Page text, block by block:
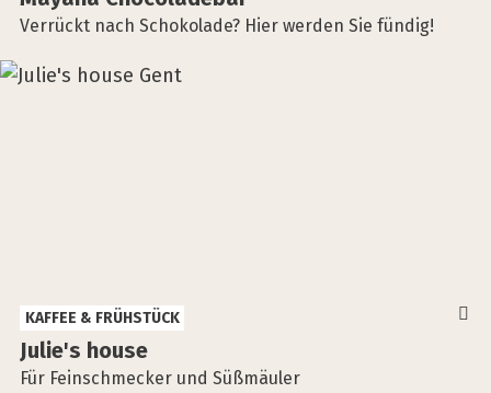
Verrückt nach Schokolade? Hier werden Sie fündig!
Julie's house
Für Feinschmecker und Süßmäuler
KAFFEE & FRÜHSTÜCK